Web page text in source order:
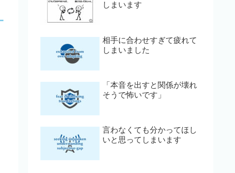
しまいます
相手に合わせすぎて疲れて
しまいました
「本音を出すと関係が壊れ
そうで怖いです」
言わなくても分かってほし
いと思ってしまいます